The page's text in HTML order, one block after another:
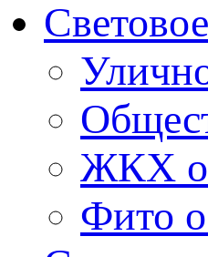
ЖКХ
Фито